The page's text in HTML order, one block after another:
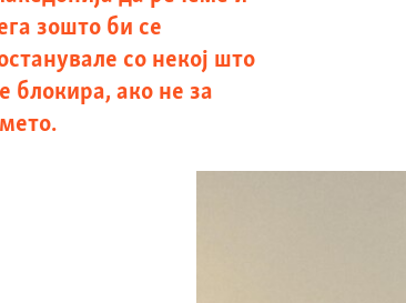
зошто би се
со некој што
блокира, ако не за